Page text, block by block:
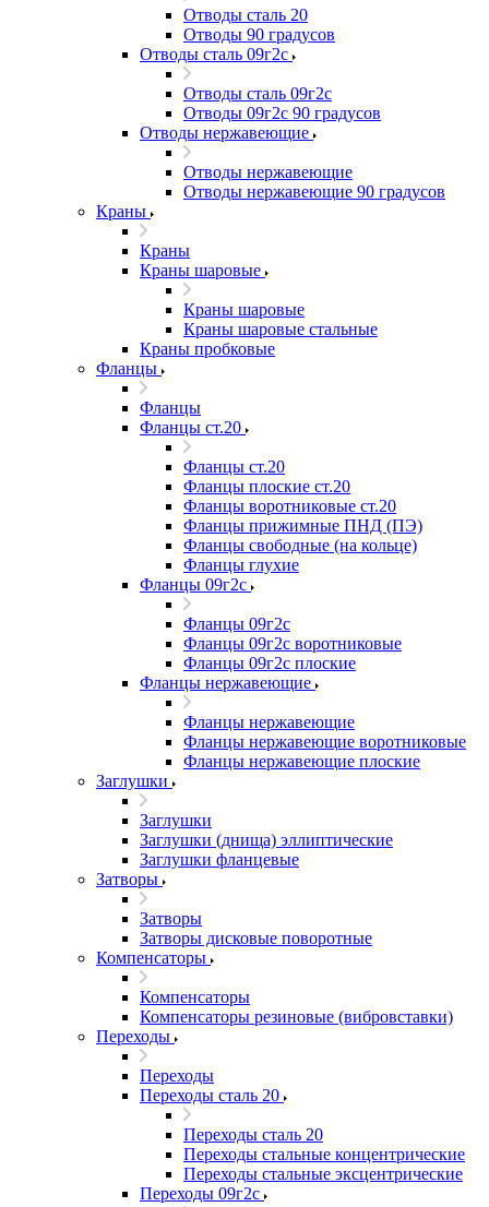
Отводы сталь 20
Отводы 90 градусов
Отводы сталь 09г2с
Отводы сталь 09г2с
Отводы 09г2с 90 градусов
Отводы нержавеющие
Отводы нержавеющие
Отводы нержавеющие 90 градусов
Краны
Краны
Краны шаровые
Краны шаровые
Краны шаровые стальные
Краны пробковые
Фланцы
Фланцы
Фланцы ст.20
Фланцы ст.20
Фланцы плоские ст.20
Фланцы воротниковые ст.20
Фланцы прижимные ПНД (ПЭ)
Фланцы свободные (на кольце)
Фланцы глухие
Фланцы 09г2с
Фланцы 09г2с
Фланцы 09г2с воротниковые
Фланцы 09г2с плоские
Фланцы нержавеющие
Фланцы нержавеющие
Фланцы нержавеющие воротниковые
Фланцы нержавеющие плоские
Заглушки
Заглушки
Заглушки (днища) эллиптические
Заглушки фланцевые
Затворы
Затворы
Затворы дисковые поворотные
Компенсаторы
Компенсаторы
Компенсаторы резиновые (вибровставки)
Переходы
Переходы
Переходы сталь 20
Переходы сталь 20
Переходы стальные концентрические
Переходы стальные эксцентрические
Переходы 09г2с